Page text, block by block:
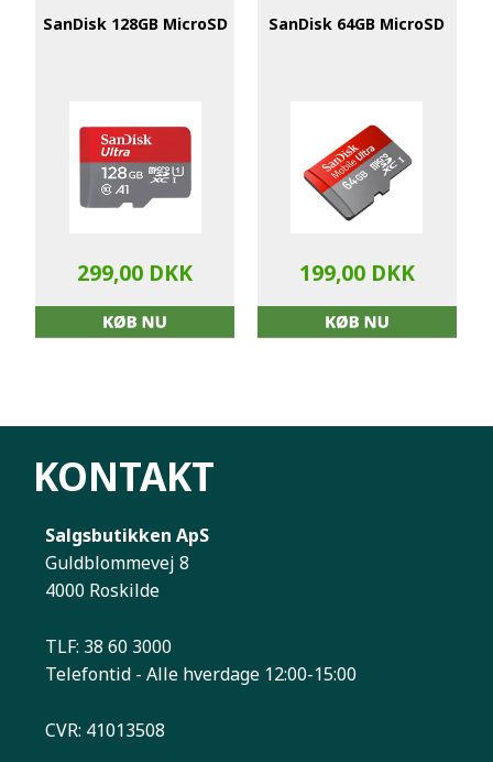
SanDisk 128GB MicroSD
299,00 DKK
SanDisk 64GB MicroSD
199,00 DKK
KONTAKT
Salgsbutikken ApS
Guldblommevej 8
4000 Roskilde
TLF: 38 60 3000
Telefontid - Alle hverdage 12:00-15:00
CVR: 41013508